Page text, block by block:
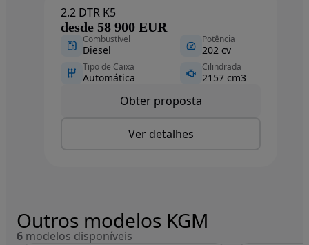
2.2 DTR K5
desde 58 900 EUR
Combustível
Diesel
Potência
202 cv
Tipo de Caixa
Automática
Cilindrada
2157 cm3
Obter proposta
Ver detalhes
Outros modelos KGM
6 modelos disponíveis